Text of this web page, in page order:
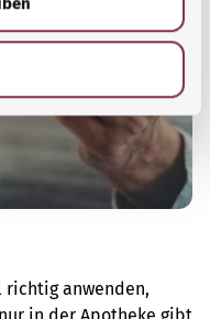
richtig anwenden,
in der Apotheke gibt